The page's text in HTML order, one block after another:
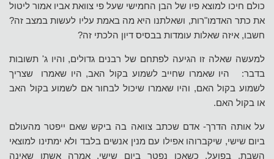
כולם חיכו למוצא פיו של הבן החמישי שעל פי צוואת אביו אמור ליטול
את כתר האדמו"רות, ושאלתנו היא מה באמת עליו לעשות במצב זה?
חשבו, איזה שאלות עומדות בבסיס דיון הלכתי זה?
למעשה שאלה זו הגיעה לפתחם של רבנים גדולים, והיו ג' תשובות
בדבר: היו שאמרו שחייב לשמוע בקול האב, היו שאמרו שצריך
לשמוע בקול האם, והיו שאמרו שיכול לבחור אם לשמוע בקול האב
או בקול האם.
על אותה הדרך- אדם שכתב צוואה בה ביקש שאם ייפטר מהעולם
ביום שישי, שיקברוהו אפילו עם מנין אנשים בלבד ולא ימתינו למוצאי
השבת. בפועל, כשאכן נפטר ביום שישי, אמרה אשתו שאינה